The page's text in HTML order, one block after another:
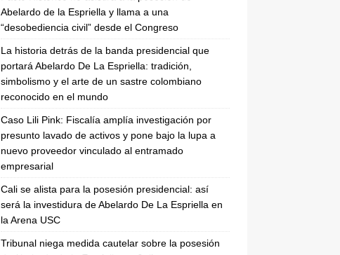
Abelardo de la Espriella y llama a una
“desobediencia civil” desde el Congreso
La historia detrás de la banda presidencial que
portará Abelardo De La Espriella: tradición,
simbolismo y el arte de un sastre colombiano
reconocido en el mundo
Caso Lili Pink: Fiscalía amplía investigación por
presunto lavado de activos y pone bajo la lupa a
nuevo proveedor vinculado al entramado
empresarial
Cali se alista para la posesión presidencial: así
será la investidura de Abelardo De La Espriella en
la Arena USC
Tribunal niega medida cautelar sobre la posesión